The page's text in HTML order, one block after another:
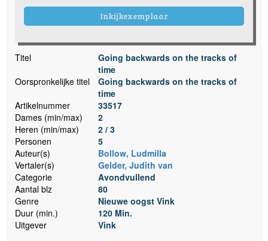
Inkijkexemplaar
Titel
Going backwards on the tracks of
time
Oorspronkelijke titel
Going backwards on the tracks of
time
Artikelnummer
33517
Dames (min/max)
2
Heren (min/max)
2 / 3
Personen
5
Auteur(s)
Bollow, Ludmilla
Vertaler(s)
Gelder, Judith van
Categorie
Avondvullend
Aantal blz
80
Genre
Nieuwe oogst Vink
Duur (min.)
120 Min.
Uitgever
Vink